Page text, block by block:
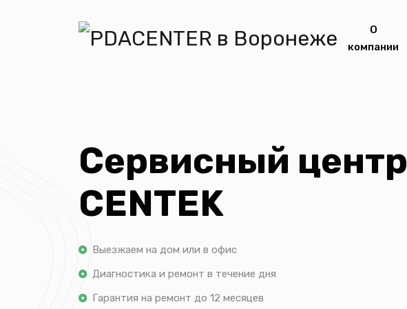
О
компании
Сервисный центр
CENTEK
Выезжаем на дом или в офис
Диагностика и ремонт в течение дня
Гарантия на ремонт до 12 месяцев